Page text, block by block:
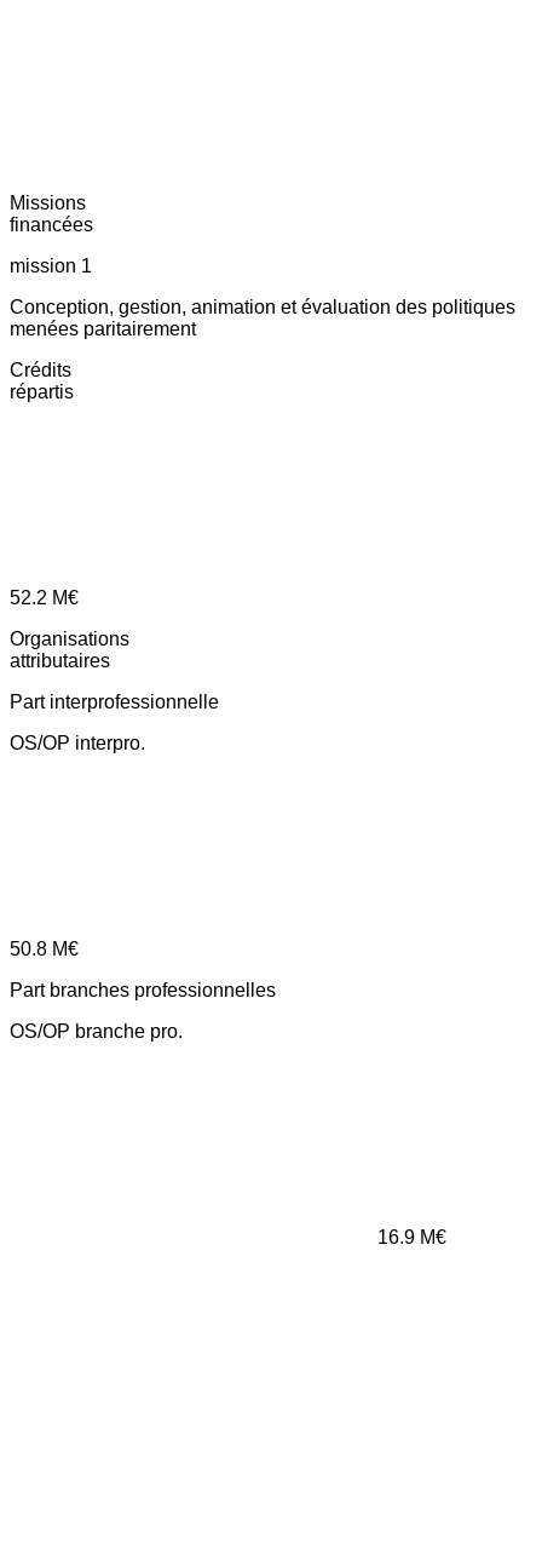
Missions
financées
mission 1
Conception, gestion, animation et évaluation des politiques
menées paritairement
Crédits
répartis
52.2 M€
Organisations
attributaires
Part interprofessionnelle
OS/OP interpro.
50.8 M€
Part branches professionnelles
OS/OP branche pro.
16.9 M€